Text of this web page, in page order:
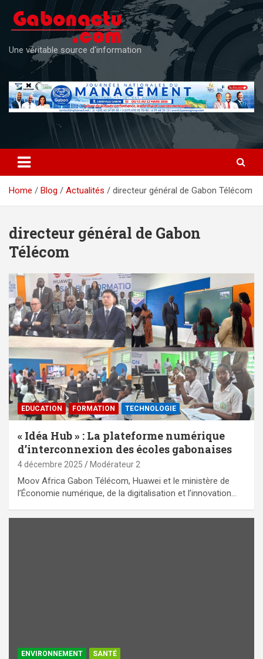
content
Une véritable source d'information
Home Blog Actualités directeur général de Gabon Télécom
directeur général de Gabon
Télécom
EDUCATION FORMATION TECHNOLOGIE
« Idéa Hub » : La plateforme numérique
d’interconnexion des écoles gabonaises
4 décembre 2025 Modérateur 2
Moov Africa Gabon Télécom, Huawei et le ministère de
l’Économie numérique, de la digitalisation et l’innovation…
ENVIRONNEMENT SANTÉ